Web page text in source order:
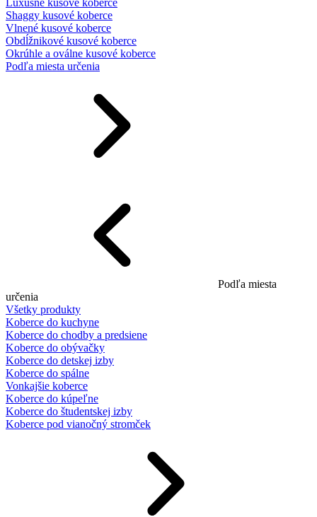
Luxusné kusové koberce
Shaggy kusové koberce
Vlnené kusové koberce
Obdĺžnikové kusové koberce
Okrúhle a oválne kusové koberce
Podľa miesta určenia
Podľa miesta
určenia
Všetky produkty
Koberce do kuchyne
Koberce do chodby a predsiene
Koberce do obývačky
Koberce do detskej izby
Koberce do spálne
Vonkajšie koberce
Koberce do kúpeľne
Koberce do študentskej izby
Koberce pod vianočný stromček